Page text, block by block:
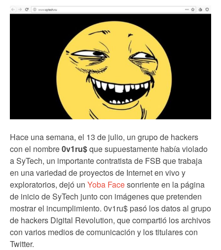
Hace una semana, el 13 de julio, un grupo de hackers
con el nombre0v1ru$que supuestamente había violado
a SyTech, un importante contratista de FSB que trabaja
en una variedad de proyectos de Internet en vivo y
exploratorios, dejó un Yoba Facesonriente en la página
de inicio de SyTech junto con imágenes que pretenden
mostrar el incumplimiento. 0v1ru$ pasó los datos al grupo
de hackers Digital Revolution, que compartió los archivos
con varios medios de comunicación y los titulares con
Twitter.